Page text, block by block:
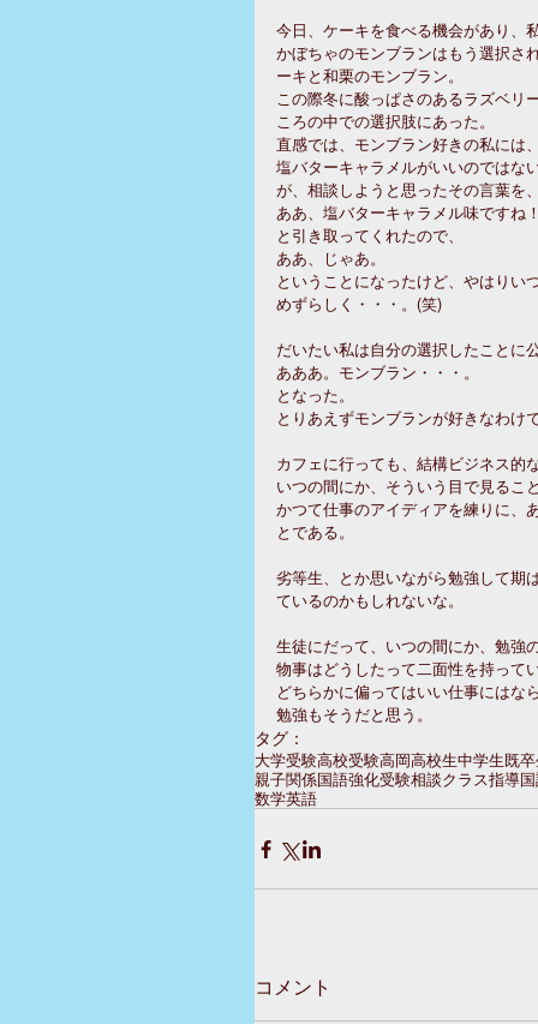
今日、ケーキを食べる機会があり、
かぼちゃのモンブランはもう選択さ
ーキと和栗のモンブラン。
この際冬に酸っぱさのあるラズベリ
ころの中での選択肢にあった。
直感では、モンブラン好きの私には
塩バターキャラメルがいいのではな
が、相談しようと思ったその言葉を、
ああ、塩バターキャラメル味ですね！
と引き取ってくれたので、
ああ、じゃあ。
ということになったけど、やはりい
めずらしく・・・。(笑)
だいたい私は自分の選択したことに
あああ。モンブラン・・・。
となった。
とりあえずモンブランが好きなわけ
カフェに行っても、結構ビジネス的
いつの間にか、そういう目で見るこ
かつて仕事のアイディアを練りに、
とである。
劣等生、とか思いながら勉強して期
ているのかもしれないな。
生徒にだって、いつの間にか、勉強
物事はどうしたって二面性を持って
どちらかに偏ってはいい仕事にはな
勉強もそうだと思う。
タグ：
大学受験高校受験高岡高校生中学生既
親子関係国語強化受験相談クラス指導
数学英語
コメント